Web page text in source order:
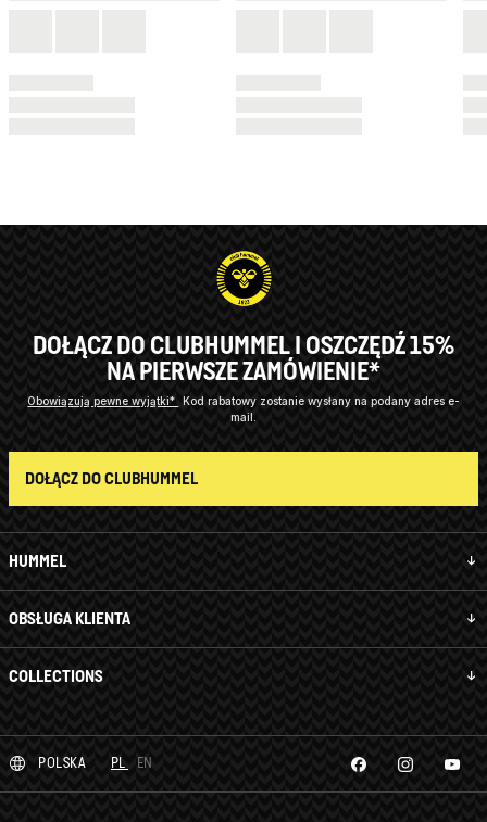
HUMMEL
OBSŁUGA KLIENTA
COLLECTIONS
DOŁĄCZ DO CLUBHUMMEL I OSZCZĘDŹ 15%
NA PIERWSZE ZAMÓWIENIE*
Obowiązują pewne wyjątki*
Kod rabatowy zostanie wysłany na podany adres e-
mail.
DOŁĄCZ DO CLUBHUMMEL
POLSKA PL EN